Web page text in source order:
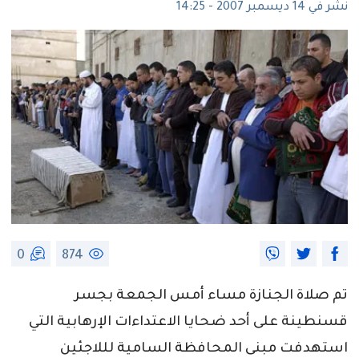
نشر في 14 ديسمبر 2007 - 14:25
874
0
تم صلاة الجنازة مساء أمس الجمعة بجسر
قسنطينة على أحد ضحايا الاعتداءات الإرهابية التي
استهدفت مبنى المحافظة السامية لللاجئين